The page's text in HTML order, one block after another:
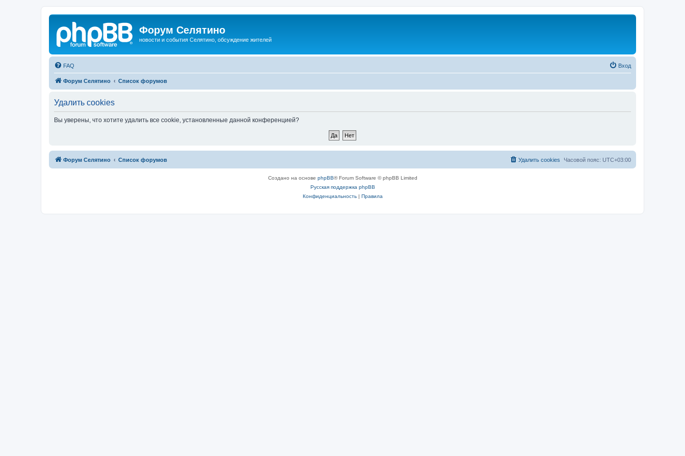
Форум Селятино
новости и события Селятино, обсуждение жителей
FAQ Вход
Форум Селятино Список форумов
Удалить cookies
Вы уверены, что хотите удалить все cookie, установленные данной конференцией?
Форум Селятино Список форумов Часовой пояс: UTC+03:00
Удалить cookies
Создано на основе phpBB® Forum Software © phpBB Limited
Русская поддержка phpBB
Конфиденциальность| Правила